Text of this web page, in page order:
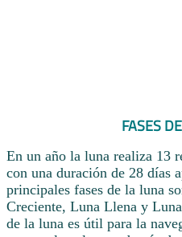
FASES
En un año la luna realiza 13
con una duración de 28 días
principales fases de la luna
Creciente, Luna Llena y
de la luna es útil para la